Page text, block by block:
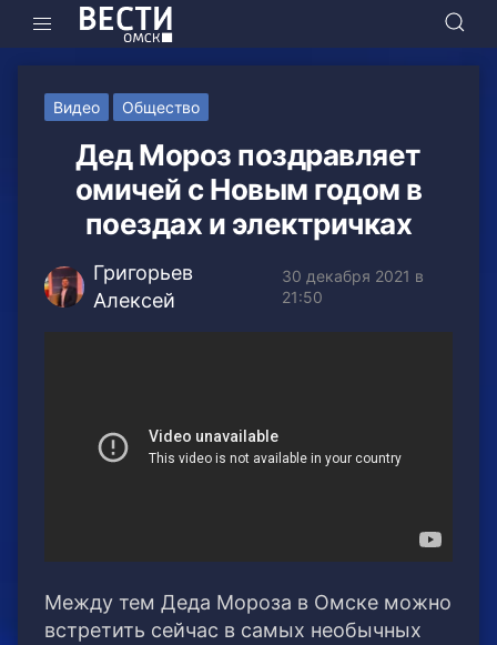
Видео Общество
Дед Мороз поздравляет
омичей с Новым годом в
поездах и электричках
Григорьев
Алексей
30 декабря 2021 в
21:50
Между тем Деда Мороза в Омске можно
встретить сейчас в самых необычных